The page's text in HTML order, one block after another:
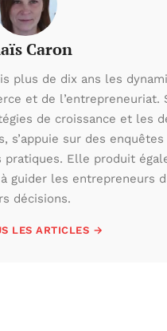
Caron
plus de dix ans les
et de l’entrepreneuriat.
de croissance et les
s’appuie sur des enquêtes
pratiques. Elle produit
guider les entrepreneurs
décisions.
LES ARTICLES →